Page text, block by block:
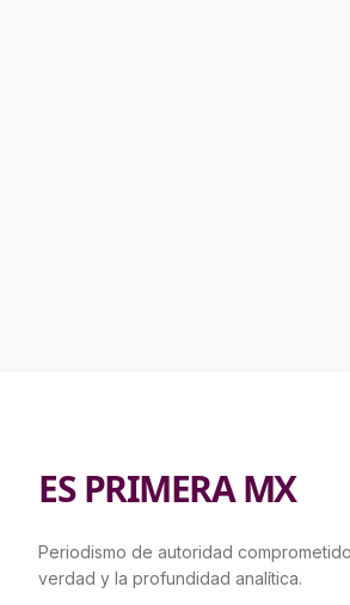
ES PRIMERA MX
Periodismo de autoridad
verdad y la profundidad analítica.